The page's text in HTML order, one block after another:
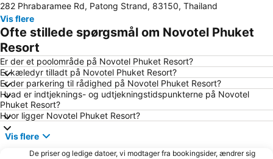
Surin Beach
Phuket Bangtao Riding Club
Nai Harn Beach
Maya Bay
Mai Khao Beach
Bangla Thai Boxing
Ko Hong
Safari Elephant Club
Dino Park Mini Golf
Central Festival Phuket
Phuket Sea Shell Museum
Ko Khai
Khao Phing Kan - James Bond Island
Koh Hae
Had Chong Lad
Had Ko Hong
282 Phrabaramee Rd, Patong Strand, 83150, Thailand
Vis flere
Ofte stillede spørgsmål om Novotel Phuket
Resort
Er der et poolområde på Novotel Phuket Resort?
Er kæledyr tilladt på Novotel Phuket Resort?
Er der parkering til rådighed på Novotel Phuket Resort?
Hvad er indtjeknings- og udtjekningstidspunkterne på Novotel
Phuket Resort?
Hvor ligger Novotel Phuket Resort?
Vis flere
De priser og ledige datoer, vi modtager fra bookingsider, ændrer sig